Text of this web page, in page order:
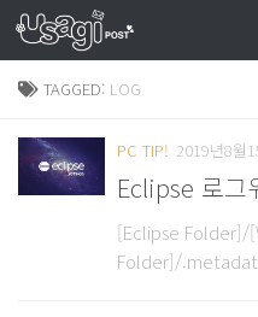
TAGGED: LOG
PC TIP! 2019년8월
Eclipse 로그
[Eclipse Folder]/
Folder]/